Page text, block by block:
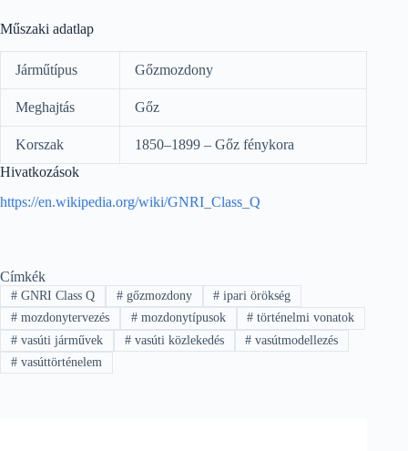
Műszaki adatlap
Járműtípus Gőzmozdony
Meghajtás Gőz
Korszak
1850–1899 – Gőz fénykora
Hivatkozások
https://en.wikipedia.org/wiki/GNRI_Class_Q
Címkék
#GNRI Class Q #gőzmozdony # ipari örökség
#mozdonytervezés #mozdonytípusok # történelmi vonatok
#vasúti járművek #vasúti közlekedés # vasútmodellezés
#vasúttörténelem